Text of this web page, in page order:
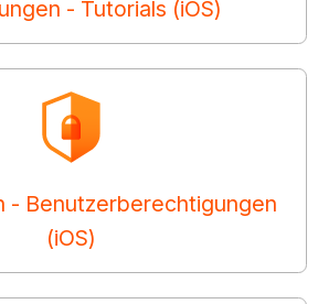
- Tutorials (iOS)
- Benutzerberechtigungen
(iOS)